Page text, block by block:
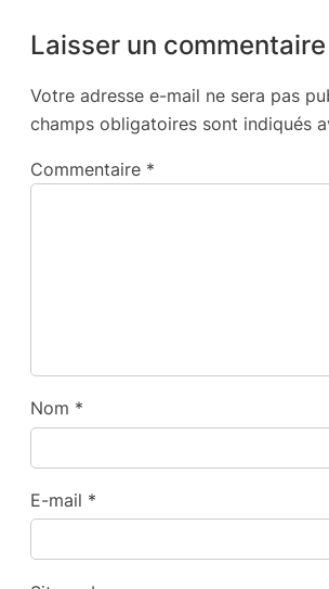
Laisser un commentaire
Votre adresse e-mail ne sera pas
champs obligatoires sont indiqués
Commentaire *
Nom *
E-mail *